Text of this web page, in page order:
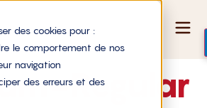
des cookies pour :
le comportement de nos
navigation
des erreurs et desRegular